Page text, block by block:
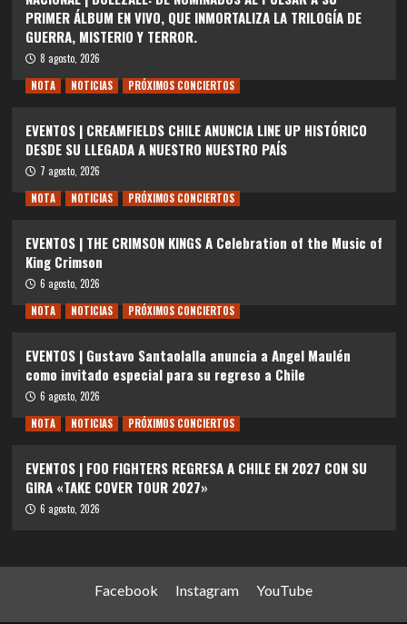
PRIMER ÁLBUM EN VIVO, QUE INMORTALIZA LA TRILOGÍA DE
GUERRA, MISTERIO Y TERROR.
8 agosto, 2026
NOTA
NOTICIAS PRÓXIMOS CONCIERTOS
EVENTOS | CREAMFIELDS CHILE ANUNCIA LINE UP HISTÓRICO
DESDE SU LLEGADA A NUESTRO NUESTRO PAÍS
7 agosto, 2026
NOTA
NOTICIAS PRÓXIMOS CONCIERTOS
EVENTOS | THE CRIMSON KINGS A Celebration of the Music of
King Crimson
6 agosto, 2026
NOTA
NOTICIAS PRÓXIMOS CONCIERTOS
EVENTOS | Gustavo Santaolalla anuncia a Angel Maulén
como invitado especial para su regreso a Chile
6 agosto, 2026
NOTA
NOTICIAS PRÓXIMOS CONCIERTOS
EVENTOS | FOO FIGHTERS REGRESA A CHILE EN 2027 CON SU
GIRA «TAKE COVER TOUR 2027»
6 agosto, 2026
Facebook Instagram YouTube